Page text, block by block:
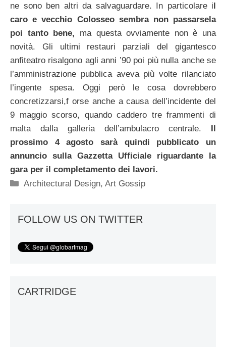
ne sono ben altri da salvaguardare. In particolare il
caro e vecchio Colosseo sembra non passarsela
poi tanto bene, ma questa ovviamente non è una
novità. Gli ultimi restauri parziali del gigantesco
anfiteatro risalgono agli anni ’90 poi più nulla anche se
l’amministrazione pubblica aveva più volte rilanciato
l’ingente spesa. Oggi però le cosa dovrebbero
concretizzarsi,f orse anche a causa dell’incidente del
9 maggio scorso, quando caddero tre frammenti di
malta dalla galleria dell’ambulacro centrale. Il
prossimo 4 agosto sarà quindi pubblicato un
annuncio sulla Gazzetta Ufficiale riguardante la
gara per il completamento dei lavori.
Categorie
Architectural Design,Art Gossip
FOLLOW US ON TWITTER
CARTRIDGE